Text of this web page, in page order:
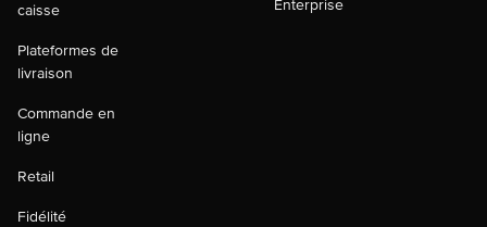
caisse
Plateformes de
livraison
Commande en
ligne
Retail
Fidélité
Enterprise